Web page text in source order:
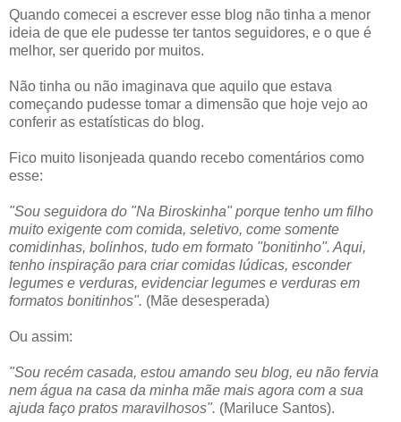
Quando comecei a escrever esse blog não tinha a menor
ideia de que ele pudesse ter tantos seguidores, e o que é
melhor, ser querido por muitos.
Não tinha ou não imaginava que aquilo que estava
começando pudesse tomar a dimensão que hoje vejo ao
conferir as estatísticas do blog.
Fico muito lisonjeada quando recebo comentários como
esse:
"Sou seguidora do "Na Biroskinha" porque tenho um filho
muito exigente com comida, seletivo, come somente
comidinhas, bolinhos, tudo em formato "bonitinho". Aqui,
tenho inspiração para criar comidas lúdicas, esconder
legumes e verduras, evidenciar legumes e verduras em
formatos bonitinhos". (Mãe desesperada)
Ou assim:
"Sou recém casada, estou amando seu blog, eu não fervia
nem água na casa da minha mãe mais agora com a sua
ajuda faço pratos maravilhosos". (Mariluce Santos).